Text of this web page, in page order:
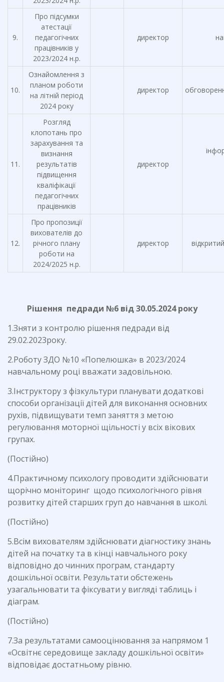
9.
Про підсумки
атестації
педагогічних
працівників у
2023/2024 н.р.
директор
10.
Ознайомлення з
планом роботи
на літній період
2024 року
директор
11.
Розгляд
клопотань про
зарахування та
визнання
результатів
підвищення
кваліфікації
педагогічних
працівників
директор
12.
Про пропозиції
вихователів до
річного плану
роботи на
2024/2025 н.р.
директор
Рішення педради №6 від 30.05.2024 року
1.Зняти з контролю рішення педради від
29.02.2023року.
2.Роботу ЗДО №10 «Попелюшка» в 2023/2024
навчальному році вважати задовільною.
3.Інструктору з фізкультури планувати додаткові
способи організації дітей для виконання основних
рухів, підвищувати темп заняття з метою
регулювання моторної щільності у всіх вікових
групах.
(Постійно)
4.Практичному психологу проводити здійснювати
щорічно моніторинг щодо психологічного рівня
розвитку дітей старших груп до навчання в школі.
(Постійно)
5.Всім вихователям здійснювати діагностику знань
дітей на початку та в кінці навчального року
відповідно до чинних програм, стандарту
дошкільної освіти. Результати обстежень
узагальнювати та фіксувати у вигляді таблиць і
діаграм.
(Постійно)
7.За результатами самооцінювання за напрямом 1
«Освітнє середовище закладу дошкільної освіти»
відповідає достатньому рівню.